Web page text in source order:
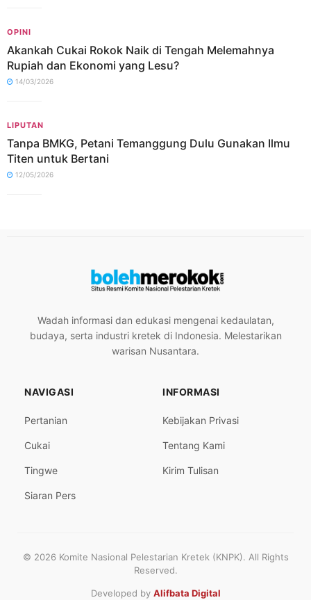
OPINI
Akankah Cukai Rokok Naik di Tengah Melemahnya
Rupiah dan Ekonomi yang Lesu?
14/03/2026
LIPUTAN
Tanpa BMKG, Petani Temanggung Dulu Gunakan Ilmu
Titen untuk Bertani
12/05/2026
Wadah informasi dan edukasi mengenai kedaulatan,
budaya, serta industri kretek di Indonesia. Melestarikan
warisan Nusantara.
NAVIGASI
Pertanian
Cukai
Tingwe
Siaran Pers
INFORMASI
Kebijakan Privasi
Tentang Kami
Kirim Tulisan
© 2026 Komite Nasional Pelestarian Kretek (KNPK). All Rights
Reserved.
Developed by Alifbata Digital